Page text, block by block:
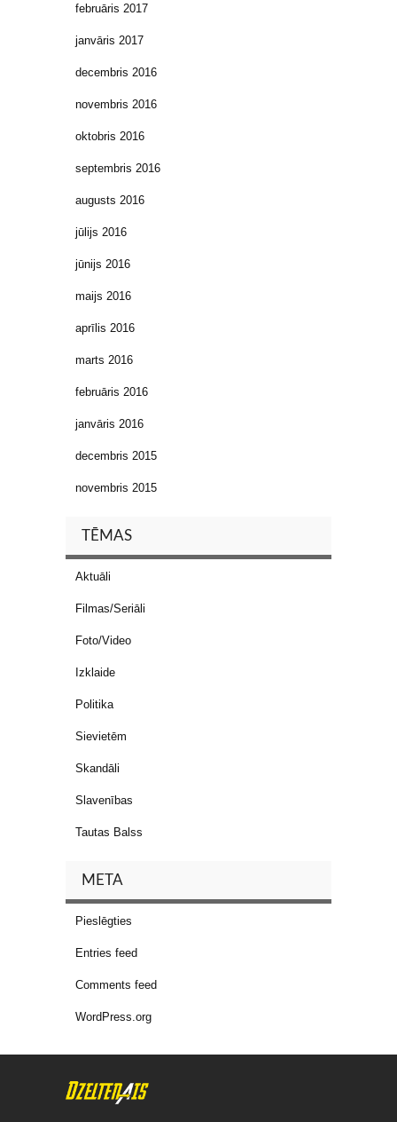
februāris 2017
janvāris 2017
decembris 2016
novembris 2016
oktobris 2016
septembris 2016
augusts 2016
jūlijs 2016
jūnijs 2016
maijs 2016
aprīlis 2016
marts 2016
februāris 2016
janvāris 2016
decembris 2015
novembris 2015
TĒMAS
Aktuāli
Filmas/Seriāli
Foto/Video
Izklaide
Politika
Sievietēm
Skandāli
Slavenības
Tautas Balss
META
Pieslēgties
Entries feed
Comments feed
WordPress.org